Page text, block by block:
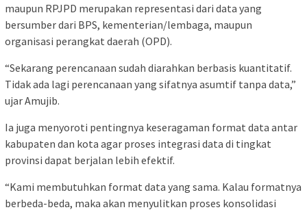
maupun RPJPD merupakan representasi dari data yang
bersumber dari BPS, kementerian/lembaga, maupun
organisasi perangkat daerah (OPD).
“Sekarang perencanaan sudah diarahkan berbasis kuantitatif.
Tidak ada lagi perencanaan yang sifatnya asumtif tanpa data,”
ujar Amujib.
Ia juga menyoroti pentingnya keseragaman format data antar
kabupaten dan kota agar proses integrasi data di tingkat
provinsi dapat berjalan lebih efektif.
“Kami membutuhkan format data yang sama. Kalau formatnya
berbeda-beda, maka akan menyulitkan proses konsolidasi